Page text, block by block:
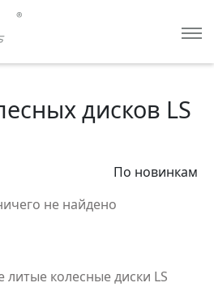
дисков LS
По новинкам
не найдено
литые колесные диски LS